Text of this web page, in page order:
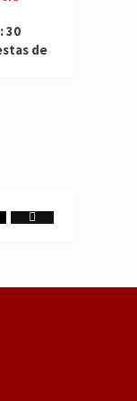
30
de
TikTok